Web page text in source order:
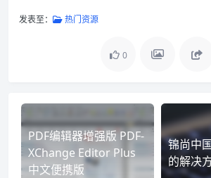
发表至： 热门资源
0
PDF编辑器增强版 PDF-
XChange Editor Plus
中文便携版
锦尚中
的解决